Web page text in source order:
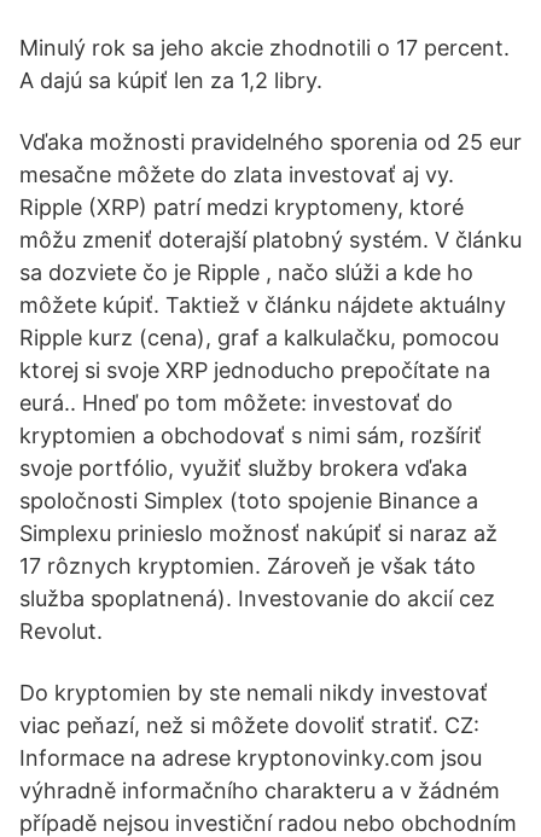
Minulý rok sa jeho akcie zhodnotili o 17 percent.
A dajú sa kúpiť len za 1,2 libry.
Vďaka možnosti pravidelného sporenia od 25 eur
mesačne môžete do zlata investovať aj vy.
Ripple (XRP) patrí medzi kryptomeny, ktoré
môžu zmeniť doterajší platobný systém. V článku
sa dozviete čo je Ripple , načo slúži a kde ho
môžete kúpiť. Taktiež v článku nájdete aktuálny
Ripple kurz (cena), graf a kalkulačku, pomocou
ktorej si svoje XRP jednoducho prepočítate na
eurá.. Hneď po tom môžete: investovať do
kryptomien a obchodovať s nimi sám, rozšíriť
svoje portfólio, využiť služby brokera vďaka
spoločnosti Simplex (toto spojenie Binance a
Simplexu prinieslo možnosť nakúpiť si naraz až
17 rôznych kryptomien. Zároveň je však táto
služba spoplatnená). Investovanie do akcií cez
Revolut.
Do kryptomien by ste nemali nikdy investovať
viac peňazí, než si môžete dovoliť stratiť. CZ:
Informace na adrese kryptonovinky.com jsou
výhradně informačního charakteru a v žádném
případě nejsou investiční radou nebo obchodním